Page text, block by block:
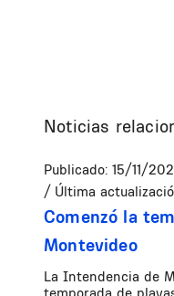
Noticias
Publicado: 15/11/
/ Última
Comenzó la
Montevideo
La Intendencia de